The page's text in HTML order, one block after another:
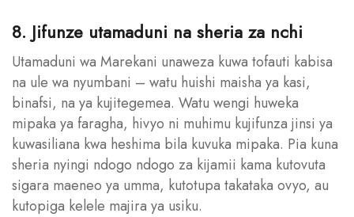
8. Jifunze utamaduni na sheria za nchi
Utamaduni wa Marekani unaweza kuwa tofauti kabisa
na ule wa nyumbani – watu huishi maisha ya kasi,
binafsi, na ya kujitegemea. Watu wengi huweka
mipaka ya faragha, hivyo ni muhimu kujifunza jinsi ya
kuwasiliana kwa heshima bila kuvuka mipaka. Pia kuna
sheria nyingi ndogo ndogo za kijamii kama kutovuta
sigara maeneo ya umma, kutotupa takataka ovyo, au
kutopiga kelele majira ya usiku.